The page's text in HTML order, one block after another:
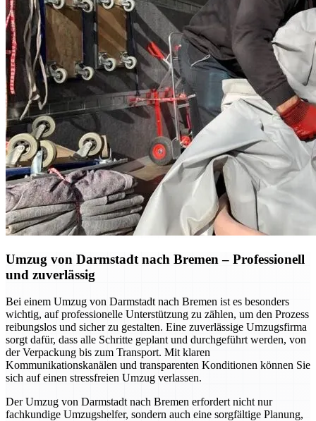
Umzug von Darmstadt nach Bremen – Professionell
und zuverlässig
Bei einem Umzug von Darmstadt nach Bremen ist es besonders
wichtig, auf professionelle Unterstützung zu zählen, um den Prozess
reibungslos und sicher zu gestalten. Eine zuverlässige Umzugsfirma
sorgt dafür, dass alle Schritte geplant und durchgeführt werden, von
der Verpackung bis zum Transport. Mit klaren
Kommunikationskanälen und transparenten Konditionen können Sie
sich auf einen stressfreien Umzug verlassen.
Der Umzug von Darmstadt nach Bremen erfordert nicht nur
fachkundige Umzugshelfer, sondern auch eine sorgfältige Planung,